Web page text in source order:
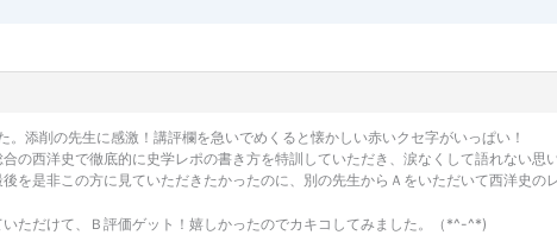
添削の先生に感激！講評欄を急いでめくると懐かしい赤いクセ字がいっぱい！
の西洋史で徹底的に史学レポの書き方を特訓していただき、涙なくして語れない思
を是非この方に見ていただきたかったのに、別の先生からＡをいただいて西洋史の
ただけて、Ｂ評価ゲット！嬉しかったのでカキコしてみました。（*^-^*)